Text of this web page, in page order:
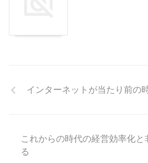
インターネットが当たり前の
これからの時代の経営効率化と
る